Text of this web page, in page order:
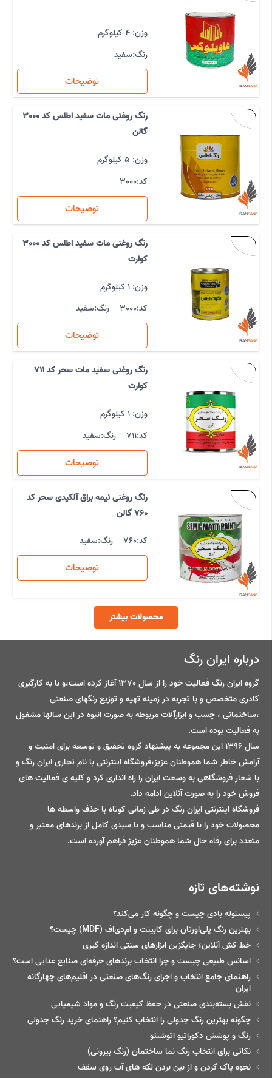
وزن: 4 کیلوگرم
رنگ:سفید
توضیحات
رنگ روغنی مات سفید اطلس کد 3000
گالن
وزن: 5 کیلوگرم
کد:3000
توضیحات
رنگ روغنی مات سفید اطلس کد 3000
کوارت
وزن: 1 کیلوگرم
کد:3000 رنگ:سفید
توضیحات
رنگ روغنی سفید مات سحر کد 711
کوارت
وزن: 1 کیلوگرم
کد:711 رنگ:سفید
توضیحات
رنگ روغنی نیمه براق آلکیدی سحر کد
760 گالن
کد:760 رنگ:سفید
توضیحات
محصولات بیشتر
درباره ایران رنگ
گروه ایران رنگ فعالیت خود را از سال 1370 آغاز کرده است،و با به کارگیری
کادری متخصص و با تجربه در زمینه تهیه و توزیع رنگهای صنعتی
،ساختمانی ، چسب و ابزارآلات مربوطه به صورت انبوه در این سالها مشغول
به فعالیت بوده است.
سال 1396 این مجموعه به پیشنهاد گروه تحقیق و توسعه برای امنیت و
آرامش خاطر شما هموطنان عزیز،فروشگاه اینترنتی با نام تجاری ایران رنگ و
با شعار فروشگاهی به وسعت ایران را راه اندازی کرد و کلیه ی فعالیت های
فروش خود را به صورت آنلاین ادامه داد.
فروشگاه اینترنتی ایران رنگ در طی زمانی کوتاه با حذف واسطه ها
محصولات خود را با قیمتی مناسب و با سبدی کامل از برندهای معتبر و
متعدد برای رفاه حال شما هموطنان عزیز فراهم آورده است.
نوشته‌های تازه
پیستوله بادی چیست و چگونه کار می‌کند؟
بهترین رنگ پلی‌اورتان برای کابینت و ام‌دی‌اف (MDF) چیست؟
خط‌ کش آنلاین؛ جایگزین ابزارهای سنتی اندازه گیری
اسانس طبیعی چیست و چرا انتخاب برندهای حرفه‌ای صنایع غذایی است؟
راهنمای جامع انتخاب و اجرای رنگ‌های صنعتی در اقلیم‌های چهارگانه
ایران
نقش بسته‌بندی صنعتی در حفظ کیفیت رنگ و مواد شیمیایی
چگونه بهترین رنگ جدولی را انتخاب کنیم؟ راهنمای خرید رنگ جدولی
رنگ و پوشش دکوراتیو اتوشنتو
نکاتی برای انتخاب رنگ نما ساختمان (رنگ بیرونی)
نحوه پاک کردن و از بین بردن لکه های آب روی سقف